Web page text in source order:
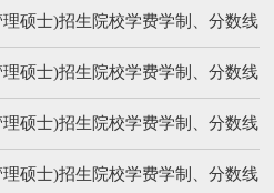
硕士)招生院校学费学制、分数线
硕士)招生院校学费学制、分数线
硕士)招生院校学费学制、分数线
硕士)招生院校学费学制、分数线